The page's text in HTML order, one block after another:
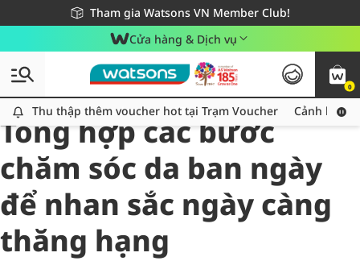
Tham gia Watsons VN Member Club!
Miễn phí giao hàng cho đơn hàng từ 249,000Đ
Giao hàng nhanh 24h - Áp dụng khu vực TP. Hồ Chí Minh
Cửa hàng & Dịch vụ
0
Thu thập thêm voucher hot tại Trạm Voucher
Thu thập thêm voucher hot tại Trạm Voucher Cảnh báo
All
Chăm Sóc Cá Nhân
Tổng hợp các bước
chăm sóc da ban ngày
để nhan sắc ngày càng
thăng hạng